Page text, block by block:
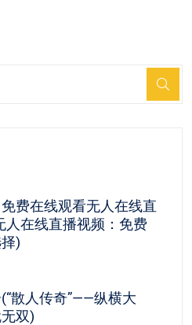
费在线观看无人在线直
人在线直播视频：免费
)
散人传奇”——纵横大
双)